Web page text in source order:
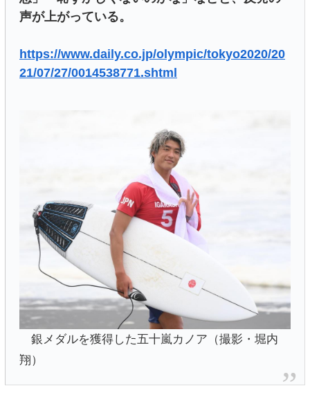
声が上がっている。
https://www.daily.co.jp/olympic/tokyo2020/20
21/07/27/0014538771.shtml
銀メダルを獲得した五十嵐カノア（撮影・堀内
翔）